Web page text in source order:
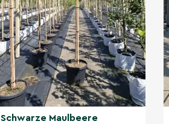
Schwarze Maulbeere